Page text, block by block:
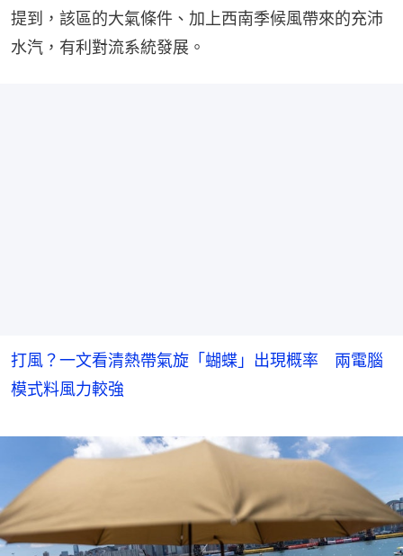
提到，該區的大氣條件、加上西南季候風帶來的充沛
水汽，有利對流系統發展。
打風？一文看清熱帶氣旋「蝴蝶」出現概率 兩電腦
模式料風力較強